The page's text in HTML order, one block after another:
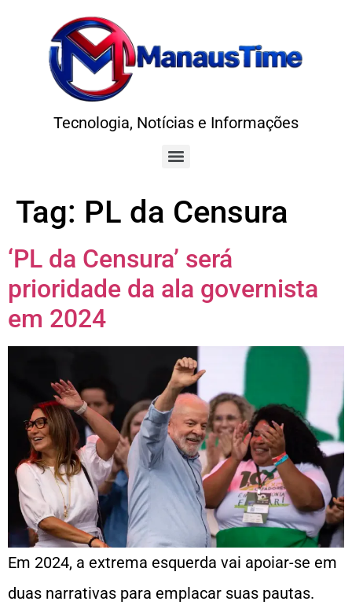
Tecnologia, Notícias e Informações
Tag: PL da Censura
‘PL da Censura’ será
prioridade da ala governista
em 2024
Em 2024, a extrema esquerda vai apoiar-se em
duas narrativas para emplacar suas pautas.